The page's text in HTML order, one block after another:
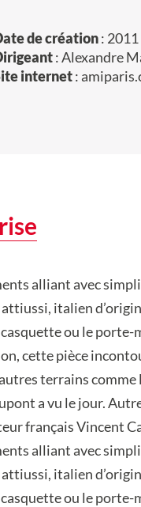
de création: 2011
: Alexandre
internet:
alliant avec
italien
ou le
cette pièce
terrains
a vu le jour.
français
alliant avec
italien
ou le